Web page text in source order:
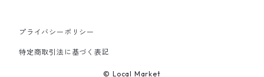
PANTS
プライバシーポリシー
特定商取引法に基づく表記
© Local Market